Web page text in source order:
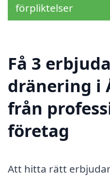
förpliktelser
Få 3
dränering i
från
företag
Att hitta rätt